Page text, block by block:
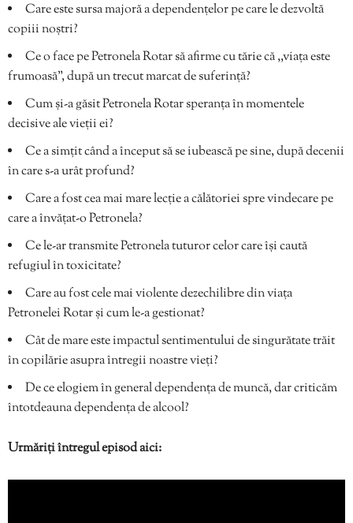
Care este sursa majoră a dependențelor pe care le dezvoltă
copiii noștri?
Ce o face pe Petronela Rotar să afirme cu tărie că ,,viața este
frumoasă”, după un trecut marcat de suferință?
Cum și-a găsit Petronela Rotar speranța în momentele
decisive ale vieții ei?
Ce a simțit când a început să se iubească pe sine, după decenii
în care s-a urât profund?
Care a fost cea mai mare lecție a călătoriei spre vindecare pe
care a învățat-o Petronela?
Ce le-ar transmite Petronela tuturor celor care își caută
refugiul în toxicitate?
Care au fost cele mai violente dezechilibre din viața
Petronelei Rotar și cum le-a gestionat?
Cât de mare este impactul sentimentului de singurătate trăit
în copilărie asupra întregii noastre vieți?
De ce elogiem în general dependența de muncă, dar criticăm
întotdeauna dependența de alcool?
Urmăriți întregul episod aici: